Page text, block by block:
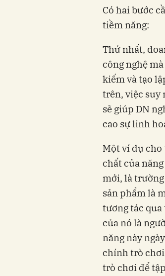
Có hai bước
tiềm năng:
Thứ nhất,
công nghệ
kiếm và tạo
trên, việc suy
sẽ giúp DN
cao sự linh
Một ví dụ
chất của
mới, là
sản phẩm là
tương tác
của nó là
năng này
chính trò chơi
trò chơi để